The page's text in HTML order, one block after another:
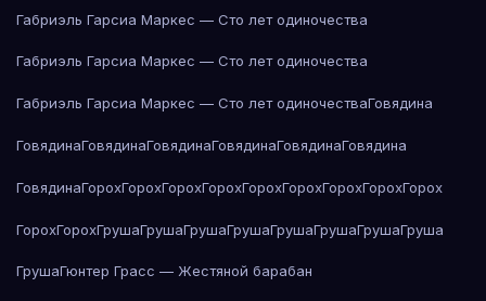
Габриэль Гарсиа Маркес — Сто лет одиночества
Габриэль Гарсиа Маркес — Сто лет одиночества
Габриэль Гарсиа Маркес — Сто лет одиночестваГовядина
ГовядинаГовядинаГовядинаГовядинаГовядинаГовядина
ГовядинаГорохГорохГорохГорохГорохГорохГорохГорохГорох
ГорохГорохГрушаГрушаГрушаГрушаГрушаГрушаГрушаГруша
ГрушаГюнтер Грасс — Жестяной барабан